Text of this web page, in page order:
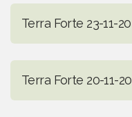
Terra Forte 23-11-20
Terra Forte 20-11-20